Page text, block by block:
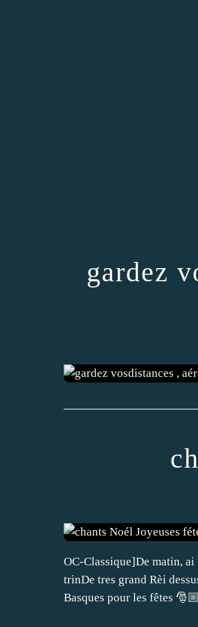
gardez
OC-Classique]De matin,
trinDe tres grand Rèi
Basques pour les fêtes